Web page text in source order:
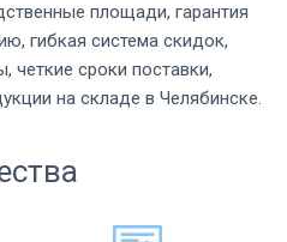
площади, гарантия
гибкая система скидок,
четкие сроки поставки,
на складе в Челябинске.